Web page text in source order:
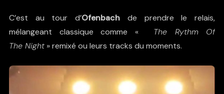
C’est au tour d’Ofenbach de prendre le relais,
mélangeant classique comme «
The Rythm Of
The Night» remixé ou leurs tracks du moments.